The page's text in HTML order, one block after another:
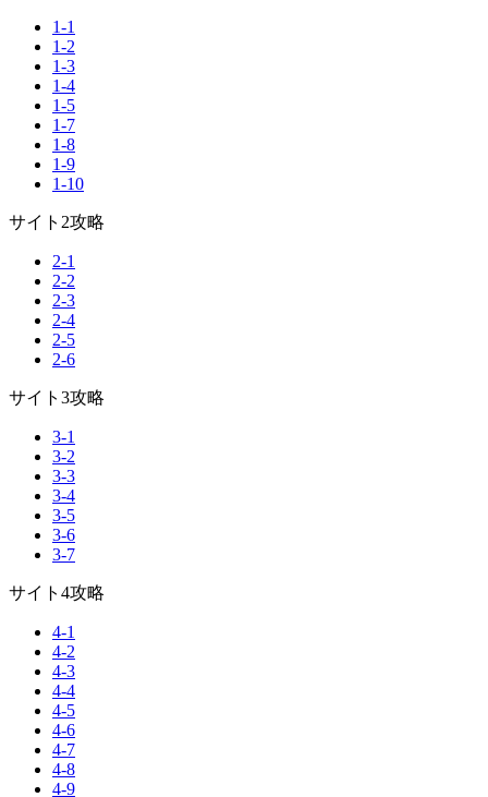
1-1
1-2
1-3
1-4
1-5
1-7
1-8
1-9
1-10
サイト2攻略
2-1
2-2
2-3
2-4
2-5
2-6
サイト3攻略
3-1
3-2
3-3
3-4
3-5
3-6
3-7
サイト4攻略
4-1
4-2
4-3
4-4
4-5
4-6
4-7
4-8
4-9